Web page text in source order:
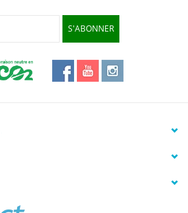
S'ABONNER